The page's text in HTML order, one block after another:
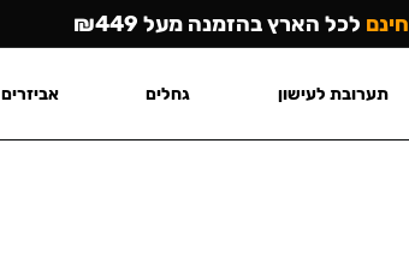
חינם לכל הארץ בהזמנה מעל ₪449
תערובת לעישון גחלים אביזרים